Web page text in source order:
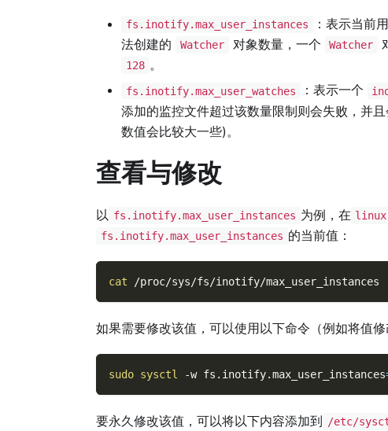
fs.inotify.max_user_instances ：表示当前
法创建的
Watcher 对象数量，一个 Watcher
128 。
fs.inotify.max_user_watches ：表示一个
添加的监控文件超过该数量限制则会失败，并
数值会比较大一些)。
查看与修改
以 fs.inotify.max_user_instances 为例，在 linux
fs.inotify.max_user_instances 的当前值：
cat /proc/sys/fs/inotify/max_user_instances
如果需要修改该值，可以使用以下命令（例如将值修
sudo sysctl -w fs.inotify.max_user_instances
要永久修改该值，可以将以下内容添加到 /etc/